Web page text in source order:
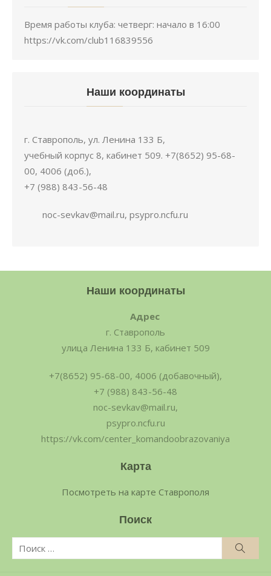
Время работы клуба: четверг: начало в 16:00
https://vk.com/club116839556
Наши координаты
г. Ставрополь, ул. Ленина 133 Б,
учебный корпус 8, кабинет 509. +7(8652) 95-68-
00, 4006 (доб.),
+7 (988) 843-56-48
noc-sevkav@mail.ru, psypro.ncfu.ru
Наши координаты
Адрес
г. Ставрополь
улица Ленина 133 Б, кабинет 509
+7(8652) 95-68-00, 4006 (добавочный),
+7 (988) 843-56-48
noc-sevkav@mail.ru,
psypro.ncfu.ru
https://vk.com/center_komandoobrazovaniya
Карта
Посмотреть на карте Ставрополя
Поиск
по: